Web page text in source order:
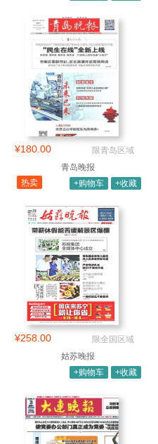
¥180.00
限青岛区域
青岛晚报
热卖
+购物车 +收藏
¥258.00
限全国区域
姑苏晚报
+购物车
+收藏